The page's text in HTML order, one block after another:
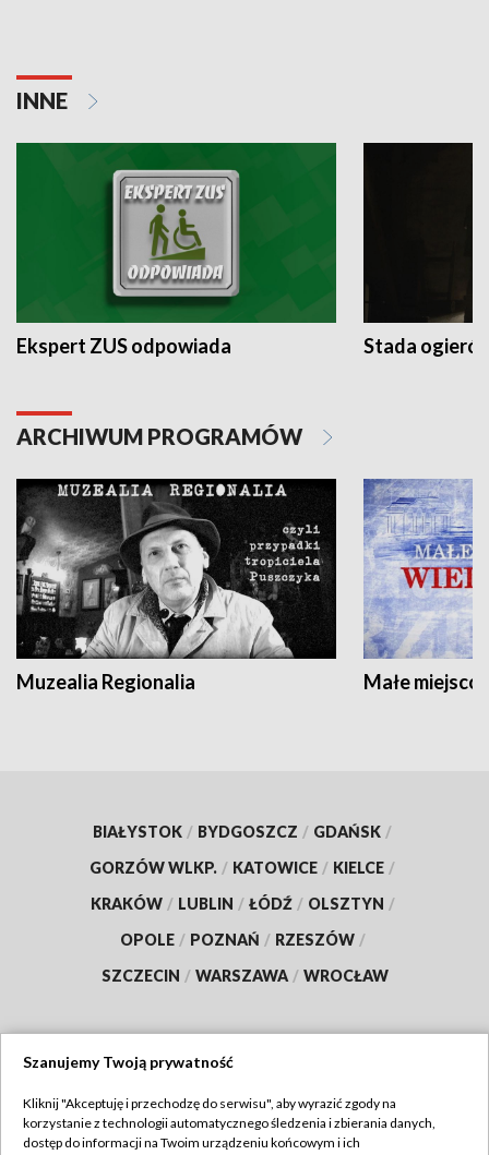
INNE
Ekspert ZUS odpowiada Stada
ARCHIWUM PROGRAMÓW
Muzealia Regionalia Małe
BIAŁYSTOK / BYDGOSZCZ / GDAŃSK /
GORZÓW WLKP. / KATOWICE / KIELCE /
KRAKÓW / LUBLIN / ŁÓDŹ / OLSZTYN /
OPOLE / POZNAŃ / RZESZÓW /
SZCZECIN / WARSZAWA / WROCŁAW
TVP
Szanujemy Twoją prywatność
Kliknij "Akceptuję i przechodzę do serwisu", aby wyrazić zgody na
korzystanie z technologii automatycznego śledzenia i zbierania danych,
dostęp do informacji na Twoim urządzeniu końcowym i ich